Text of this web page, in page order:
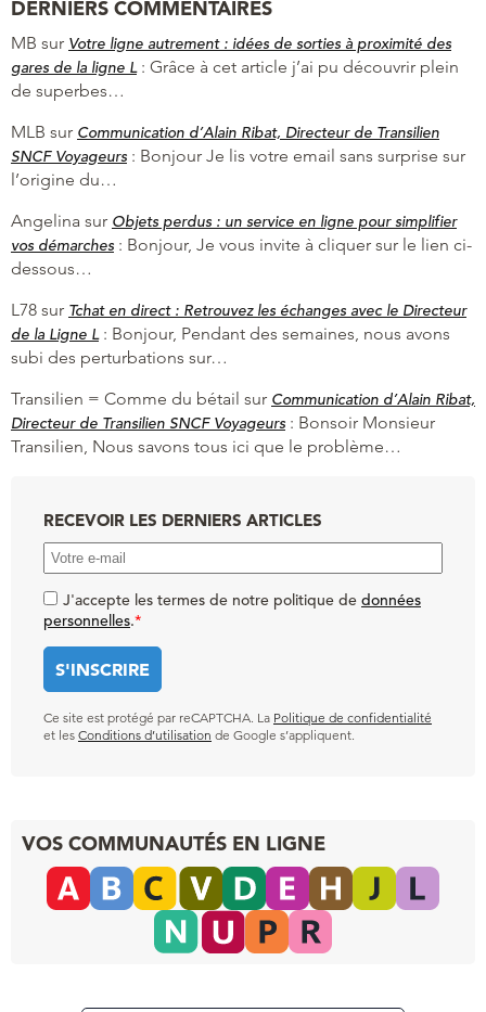
DERNIERS COMMENTAIRES
MB sur Votre ligne autrement : idées de sorties à proximité des
gares de la ligne L : Grâce à cet article j’ai pu découvrir plein
de superbes…
MLB sur Communication d’Alain Ribat, Directeur de Transilien
SNCF Voyageurs : Bonjour Je lis votre email sans surprise sur
l’origine du…
Angelina sur Objets perdus : un service en ligne pour simplifier
vos démarches : Bonjour, Je vous invite à cliquer sur le lien ci-
dessous…
L78 sur Tchat en direct : Retrouvez les échanges avec le Directeur
de la Ligne L : Bonjour, Pendant des semaines, nous avons
subi des perturbations sur…
Transilien = Comme du bétail sur Communication d’Alain Ribat,
Directeur de Transilien SNCF Voyageurs : Bonsoir Monsieur
Transilien, Nous savons tous ici que le problème…
RECEVOIR LES DERNIERS ARTICLES
J'accepte les termes de notre politique de données
personnelles.*
Ce site est protégé par reCAPTCHA. La Politique de confidentialité
et les Conditions d’utilisation de Google s’appliquent.
VOS COMMUNAUTÉS EN LIGNE